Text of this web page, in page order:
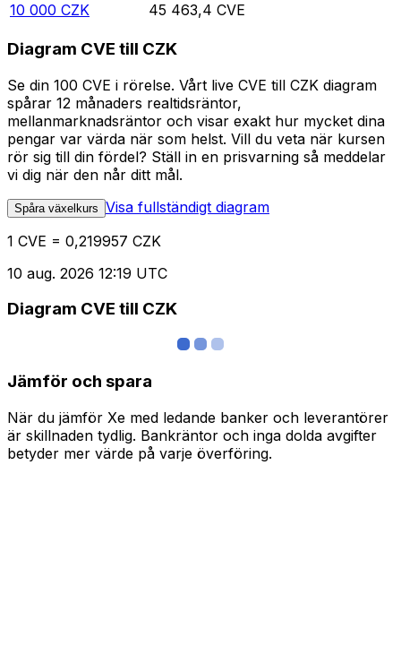
10 000 CZK 45 463,4 CVE
Diagram CVE till CZK
Se din 100 CVE i rörelse. Vårt live CVE till CZK diagram
spårar 12 månaders realtidsräntor,
mellanmarknadsräntor och visar exakt hur mycket dina
pengar var värda när som helst. Vill du veta när kursen
rör sig till din fördel? Ställ in en prisvarning så meddelar
vi dig när den når ditt mål.
Spåra växelkurs Visa fullständigt diagram
1 CVE = 0,219957 CZK
10 aug. 2026 12:19 UTC
Diagram CVE till CZK
Jämför och spara
När du jämför Xe med ledande banker och leverantörer
är skillnaden tydlig. Bankräntor och inga dolda avgifter
betyder mer värde på varje överföring.